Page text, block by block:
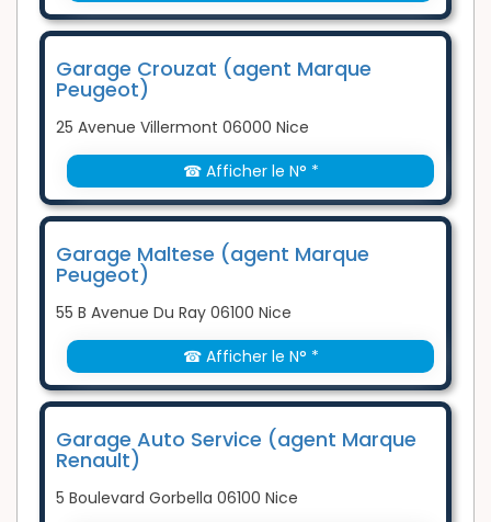
Garage Crouzat (agent Marque
Peugeot)
25 Avenue Villermont 06000 Nice
☎ Afficher le N° *
Garage Maltese (agent Marque
Peugeot)
55 B Avenue Du Ray 06100 Nice
☎ Afficher le N° *
Garage Auto Service (agent Marque
Renault)
5 Boulevard Gorbella 06100 Nice